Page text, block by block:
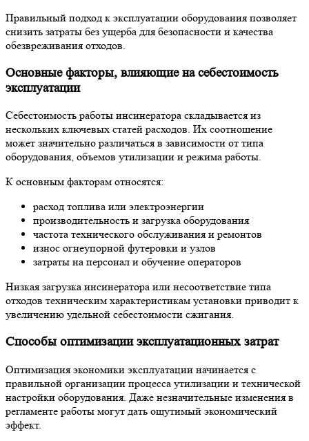
Правильный подход к эксплуатации оборудования позволяет
снизить затраты без ущерба для безопасности и качества
обезвреживания отходов.
Основные факторы, влияющие на себестоимость
эксплуатации
Себестоимость работы инсинератора складывается из
нескольких ключевых статей расходов. Их соотношение
может значительно различаться в зависимости от типа
оборудования, объемов утилизации и режима работы.
К основным факторам относятся:
расход топлива или электроэнергии
производительность и загрузка оборудования
частота технического обслуживания и ремонтов
износ огнеупорной футеровки и узлов
затраты на персонал и обучение операторов
Низкая загрузка инсинератора или несоответствие типа
отходов техническим характеристикам установки приводит к
увеличению удельной себестоимости сжигания.
Способы оптимизации эксплуатационных затрат
Оптимизация экономики эксплуатации начинается с
правильной организации процесса утилизации и технической
настройки оборудования. Даже незначительные изменения в
регламенте работы могут дать ощутимый экономический
эффект.